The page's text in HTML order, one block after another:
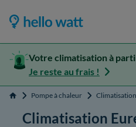
Votre climatisation à
Je reste au frais !
Accueil Pompe à chaleur Climatisation
Climatisation